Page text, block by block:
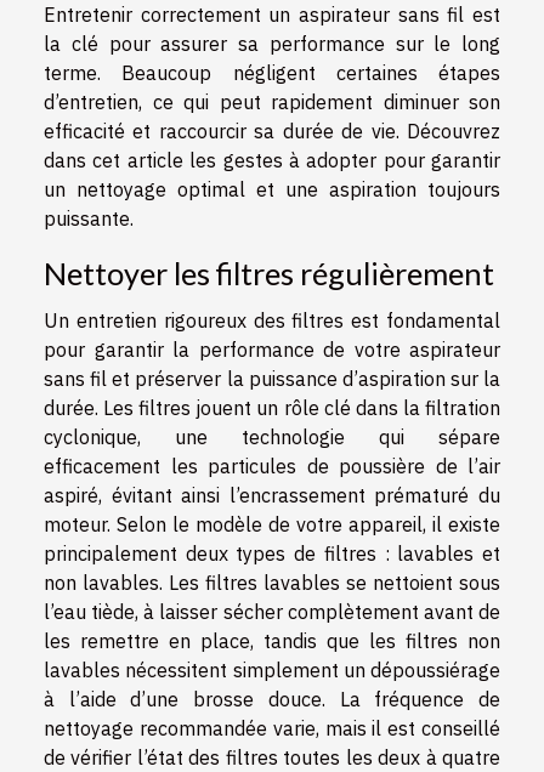
Entretenir correctement un aspirateur sans fil est
la clé pour assurer sa performance sur le long
terme. Beaucoup négligent certaines étapes
d’entretien, ce qui peut rapidement diminuer son
efficacité et raccourcir sa durée de vie. Découvrez
dans cet article les gestes à adopter pour garantir
un nettoyage optimal et une aspiration toujours
puissante.
Nettoyer les filtres régulièrement
Un entretien rigoureux des filtres est fondamental
pour garantir la performance de votre aspirateur
sans fil et préserver la puissance d’aspiration sur la
durée. Les filtres jouent un rôle clé dans la filtration
cyclonique, une technologie qui sépare
efficacement les particules de poussière de l’air
aspiré, évitant ainsi l’encrassement prématuré du
moteur. Selon le modèle de votre appareil, il existe
principalement deux types de filtres : lavables et
non lavables. Les filtres lavables se nettoient sous
l’eau tiède, à laisser sécher complètement avant de
les remettre en place, tandis que les filtres non
lavables nécessitent simplement un dépoussiérage
à l’aide d’une brosse douce. La fréquence de
nettoyage recommandée varie, mais il est conseillé
de vérifier l’état des filtres toutes les deux à quatre